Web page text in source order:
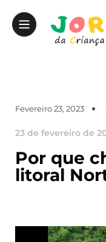
Fevereiro 23, 2023
23 de fevereiro de
Por que
litoral